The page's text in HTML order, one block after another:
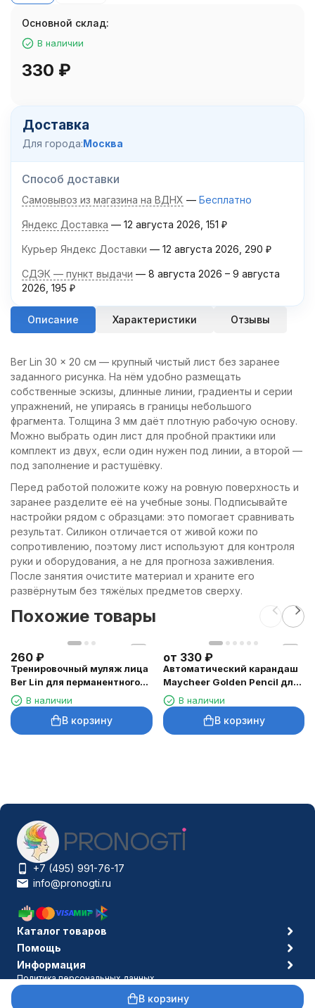
Основной склад:
В наличии
330 ₽
В корзину
Доставка
Для города:Москва
Способ доставки
Самовывоз из магазина на ВДНХ Бесплатно
Яндекс Доставка 12 августа 2026 151 ₽
Курьер Яндекс Доставки 12 августа 2026 290 ₽
СДЭК — пункт выдачи 8 августа 2026 – 9 августа
2026 195 ₽
Описание Характеристики Отзывы
Ber Lin 30 × 20 см — крупный чистый лист без заранее
заданного рисунка. На нём удобно размещать
собственные эскизы, длинные линии, градиенты и серии
упражнений, не упираясь в границы небольшого
фрагмента. Толщина 3 мм даёт плотную рабочую основу.
Можно выбрать один лист для пробной практики или
комплект из двух, если один нужен под линии, а второй —
под заполнение и растушёвку.
Перед работой положите кожу на ровную поверхность и
заранее разделите её на учебные зоны. Подписывайте
настройки рядом с образцами: это помогает сравнивать
результат. Силикон отличается от живой кожи по
сопротивлению, поэтому лист используют для контроля
руки и оборудования, а не для прогноза заживления.
После занятия очистите материал и храните его
развёрнутым без тяжёлых предметов сверху.
Похожие товары
260 ₽
Тренировочный муляж лица
Ber Lin для перманентного
макияжа
В наличии
В корзину
от 330 ₽
Автоматический карандаш
Maycheer Golden Pencil для
бровейВ наличии
В корзину
+7 (495) 991-76-17
info@pronogti.ru
Каталог товаров
Помощь
Информация
Политика персональных данных
© 2006-2026 Pronogti.ru